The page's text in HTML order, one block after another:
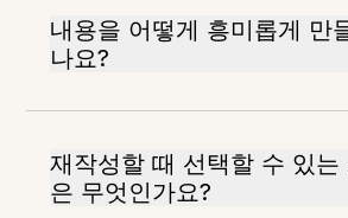
내용을 어떻게 흥미롭게 만
나요?
재작성할 때 선택할 수 있는
은 무엇인가요?